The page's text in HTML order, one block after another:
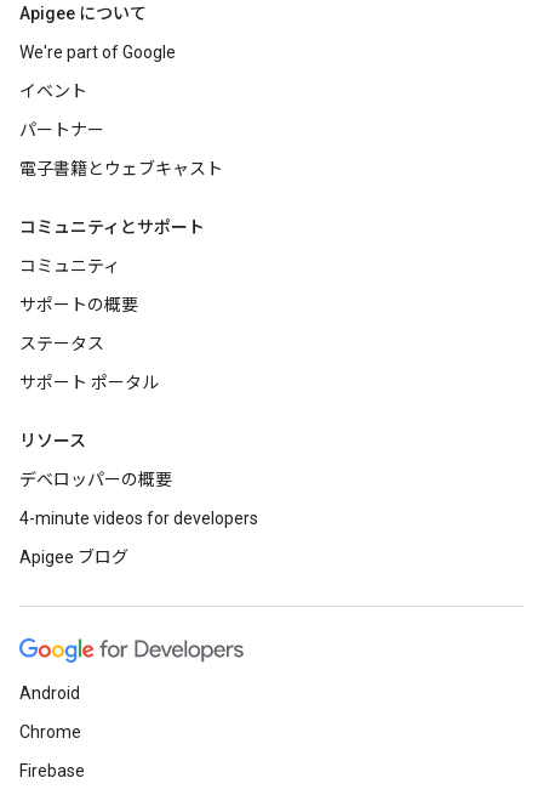
Apigee について
We're part of Google
イベント
パートナー
電子書籍とウェブキャスト
コミュニティとサポート
コミュニティ
サポートの概要
ステータス
サポート ポータル
リソース
デベロッパーの概要
4-minute videos for developers
Apigee ブログ
Android
Chrome
Firebase